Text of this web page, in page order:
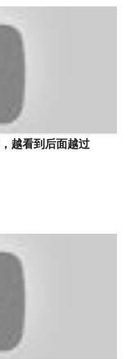
越看到后面越过